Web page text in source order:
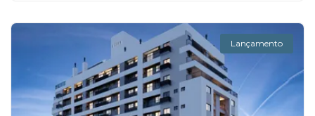
Lançamento